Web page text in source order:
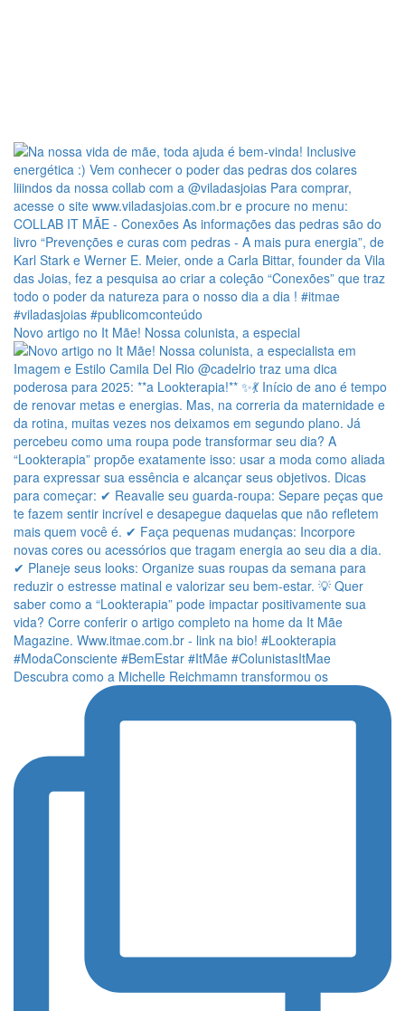
Novo artigo no It Mãe! Nossa colunista, a especial
Descubra como a Michelle Reichmamn transformou os